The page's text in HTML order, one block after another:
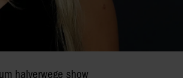
halverwege show